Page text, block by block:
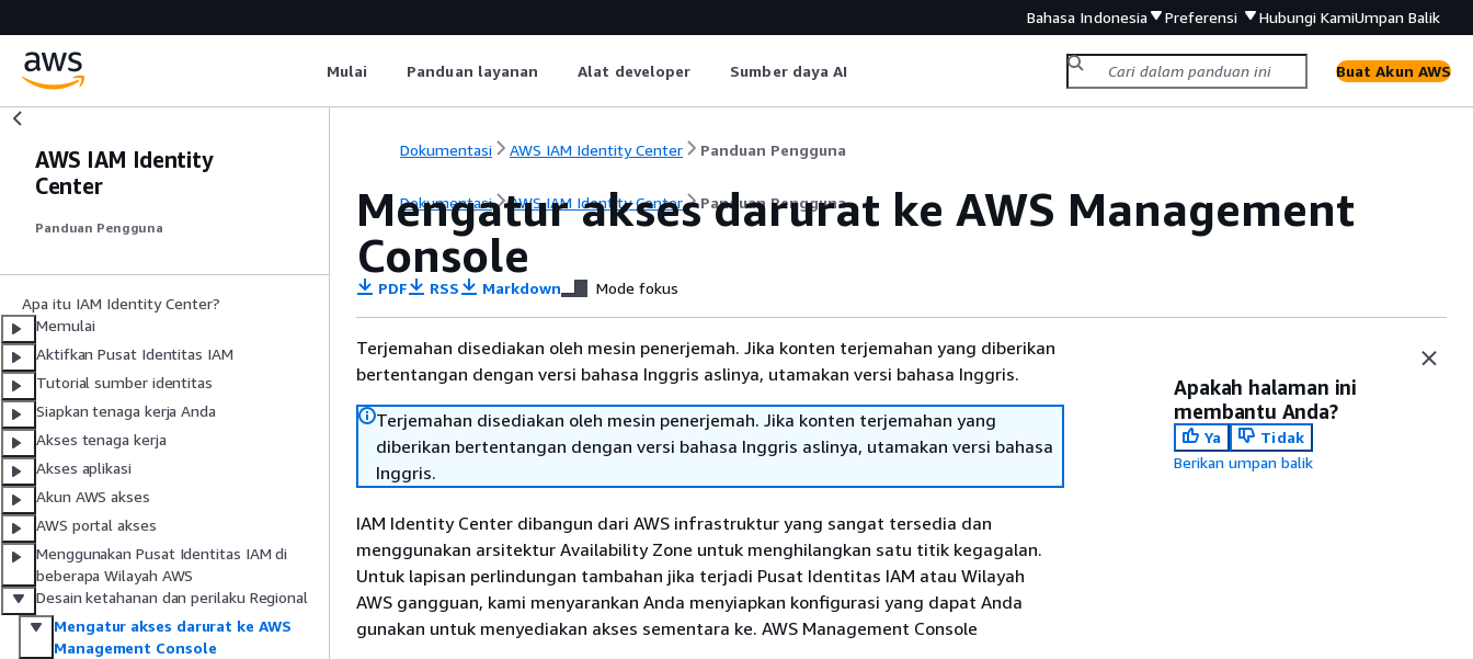
Bahasa Indonesia Preferensi Hubungi KamiUmpan Balik
Mulai Panduan layanan Alat developer Sumber daya AI Buat Akun AWS
AWS IAM Identity
Center
Panduan Pengguna
Apa itu IAM Identity Center?
Memulai
Aktifkan Pusat Identitas IAM
Tutorial sumber identitas
Siapkan tenaga kerja Anda
Akses tenaga kerja
Akses aplikasi
Akun AWS akses
AWS portal akses
Menggunakan Pusat Identitas IAM di
beberapa Wilayah AWS
Desain ketahanan dan perilaku Regional
Mengatur akses darurat ke AWS
Management Console
Dokumentasi AWS IAM Identity Center Panduan Pengguna
Dokumentasi AWS IAM Identity Center Panduan Pengguna
Mengatur akses darurat ke AWS Management
Console
PDF RSS Markdown Mode fokus
Terjemahan disediakan oleh mesin penerjemah. Jika konten terjemahan yang diberikan
bertentangan dengan versi bahasa Inggris aslinya, utamakan versi bahasa Inggris.
Terjemahan disediakan oleh mesin penerjemah. Jika konten terjemahan yang
diberikan bertentangan dengan versi bahasa Inggris aslinya, utamakan versi bahasa
Inggris.
IAM Identity Center dibangun dari AWS infrastruktur yang sangat tersedia dan
menggunakan arsitektur Availability Zone untuk menghilangkan satu titik kegagalan.
Untuk lapisan perlindungan tambahan jika terjadi Pusat Identitas IAM atau Wilayah
AWS gangguan, kami menyarankan Anda menyiapkan konfigurasi yang dapat Anda
gunakan untuk menyediakan akses sementara ke. AWS Management Console
Apakah halaman ini
membantu Anda?
Ya
Tidak
Berikan umpan balik